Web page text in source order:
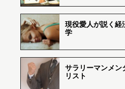
現役愛人が説く経
学
サラリーマンメン
リスト